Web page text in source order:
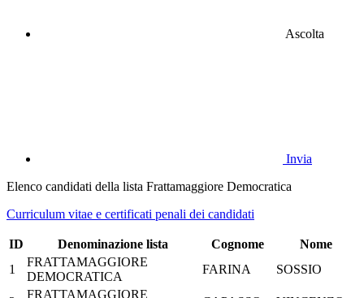
Ascolta
Invia
Elenco candidati della lista Frattamaggiore Democratica
Curriculum vitae e certificati penali dei candidati
ID Denominazione lista Cognome
Nome
1
FRATTAMAGGIORE
DEMOCRATICA
FARINA SOSSIO
FRATTAMAGGIORE